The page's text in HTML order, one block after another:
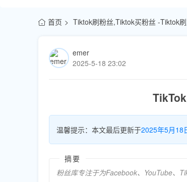
首页 Tiktok刷粉丝,Tiktok买粉丝 -Tiktok
emer
2025-5-18 23:02
温馨提示：本文最后更新于2025年5月18
摘要
粉丝库专注于为Facebook、YouTube、